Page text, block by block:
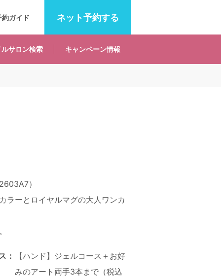
ネット予約する
サロン検索 キャンペーン情報
約ガイド
）
ラーとロイヤルマグの大人ワンカ
：
【ハンド】ジェルコース＋お好
みのアート両手3本まで（税込